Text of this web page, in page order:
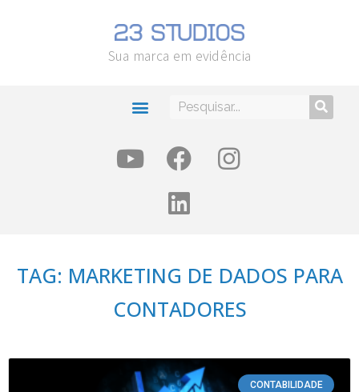
Sua marca em evidência
TAG: MARKETING DE DADOS PARA
CONTADORES
CONTABILIDADE